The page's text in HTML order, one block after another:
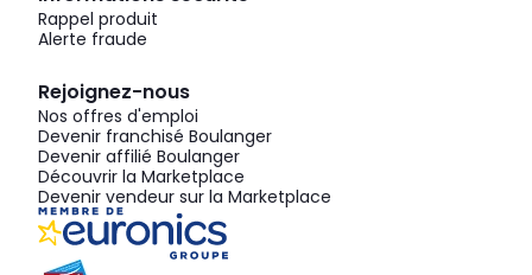
Rappel produit
Alerte fraude
Rejoignez-nous
Nos offres d'emploi
Devenir franchisé Boulanger
Devenir affilié Boulanger
Découvrir la Marketplace
Devenir vendeur sur la Marketplace